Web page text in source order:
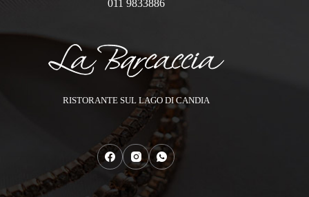
011 9833886
RISTORANTE SUL LAGO DI CANDIA